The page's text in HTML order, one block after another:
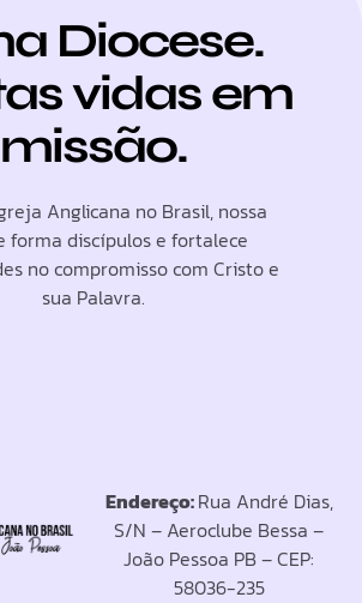
Diocese.
vidas em
missão.
Anglicana no Brasil, nossa
forma discípulos e fortalece
no compromisso com Cristo e
sua Palavra.
Endereço:Rua André Dias,
S/N – Aeroclube Bessa –
João Pessoa PB – CEP:
58036-235